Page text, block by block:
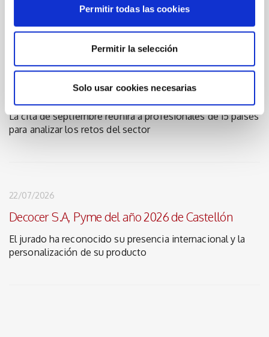
Permitir todas las cookies
Permitir la selección
Solo usar cookies necesarias
IGNITE abre las inscripciones y desvela un avance
de su programa
La cita de septiembre reunirá a profesionales de 15 países
para analizar los retos del sector
22/07/2026
Decocer S.A, Pyme del año 2026 de Castellón
El jurado ha reconocido su presencia internacional y la
personalización de su producto